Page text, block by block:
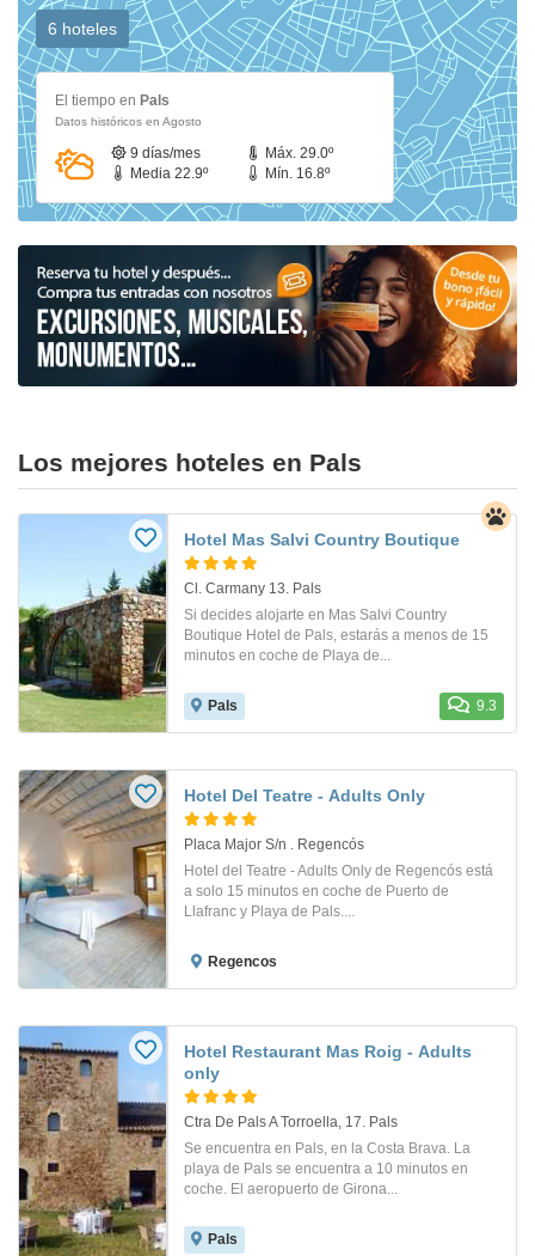
6 hoteles
El tiempo en Pals
Datos históricos en Agosto
9 días/mes
Máx. 29.0º
Media 22.9º
Mín. 16.8º
Los mejores hoteles en Pals
Hotel Mas Salvi Country Boutique
Cl. Carmany 13. Pals
Si decides alojarte en Mas Salvi Country
Boutique Hotel de Pals, estarás a menos de 15
minutos en coche de Playa de...
Pals 9.3
Hotel Del Teatre - Adults Only
Placa Major S/n . Regencós
Hotel del Teatre - Adults Only de Regencós está
a solo 15 minutos en coche de Puerto de
Llafranc y Playa de Pals....
Regencos
Hotel Restaurant Mas Roig - Adults
only
Ctra De Pals A Torroella, 17. Pals
Se encuentra en Pals, en la Costa Brava. La
playa de Pals se encuentra a 10 minutos en
coche. El aeropuerto de Girona...
Pals